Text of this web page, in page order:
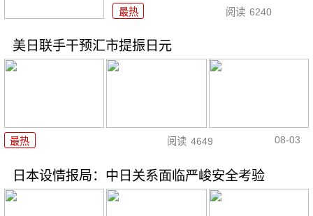
最热 阅读 6240
美日联手干预汇市提振日元
最热 阅读 4649 08-03
日本设情报局：中日关系面临严峻安全考验